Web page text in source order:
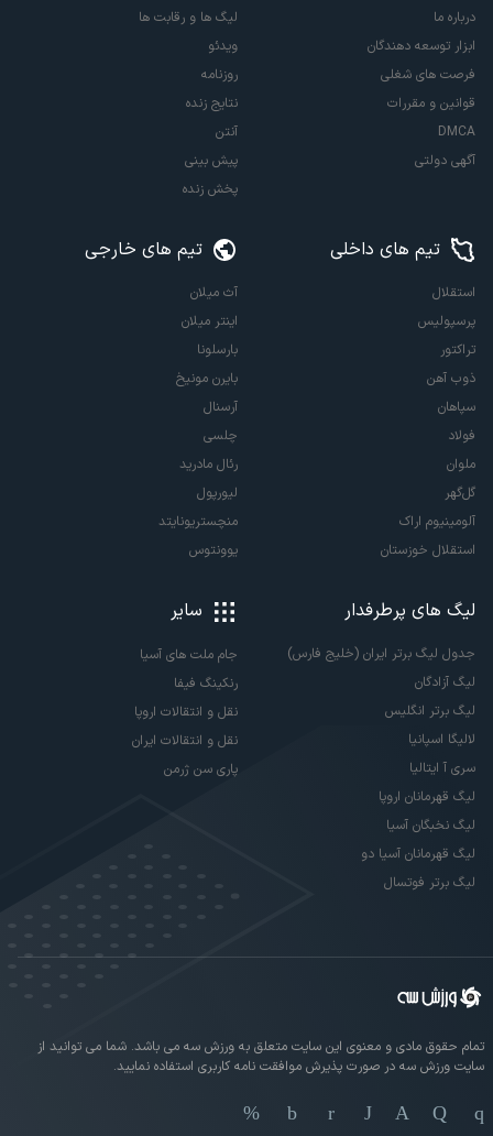
درباره ما
ابزار توسعه دهندگان
فرصت های شغلی
قوانین و مقررات
DMCA
آگهی دولتی
لیگ ها و رقابت ها
ویدئو
روزنامه
نتایج زنده
آنتن
پیش بینی
پخش زنده
تیم های داخلی
استقلال
پرسپولیس
تراکتور
ذوب آهن
سپاهان
فولاد
ملوان
گل‌گهر
آلومینیوم اراک
استقلال خوزستان
تیم های خارجی
آث میلان
اینتر میلان
بارسلونا
بایرن مونیخ
آرسنال
چلسی
رئال مادرید
لیورپول
منچستریونایتد
یوونتوس
لیگ های پرطرفدار
جدول لیگ برتر ایران (خلیج فارس)
لیگ آزادگان
لیگ برتر انگلیس
لالیگا اسپانیا
سری آ ایتالیا
لیگ قهرمانان اروپا
لیگ نخبگان آسیا
لیگ قهرمانان آسیا دو
لیگ برتر فوتسال
سایر
جام ملت های آسیا
رنکینگ فیفا
نقل و انتقالات اروپا
نقل و انتقالات ایران
پاری سن ژرمن
تمام حقوق مادی و معنوی این سایت متعلق به ورزش سه می باشد. شما می توانید از
سایت ورزش سه در صورت پذیرش موافقت نامه کاربری استفاده نمایید.